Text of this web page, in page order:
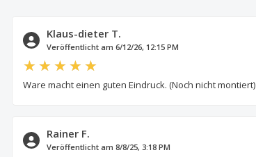
Klaus-dieter T.
Veröffentlicht am 6/12/26, 12:15 PM
Ware macht einen guten Eindruck. (Noch nicht montiert)
Rainer F.
Veröffentlicht am 8/8/25, 3:18 PM